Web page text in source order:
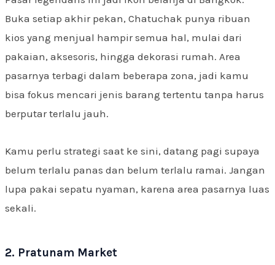
Buka setiap akhir pekan, Chatuchak punya ribuan
kios yang menjual hampir semua hal, mulai dari
pakaian, aksesoris, hingga dekorasi rumah. Area
pasarnya terbagi dalam beberapa zona, jadi kamu
bisa fokus mencari jenis barang tertentu tanpa harus
berputar terlalu jauh.
Kamu perlu strategi saat ke sini, datang pagi supaya
belum terlalu panas dan belum terlalu ramai. Jangan
lupa pakai sepatu nyaman, karena area pasarnya luas
sekali.
2. Pratunam Market